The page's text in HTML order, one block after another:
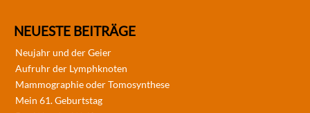
NEUESTE BEITRÄGE
Neujahr und der Geier
Aufruhr der Lymphknoten
Mammographie oder Tomosynthese
Mein 61. Geburtstag